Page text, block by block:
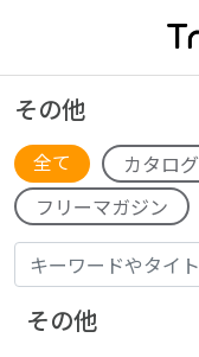
その他
全て カタログ
フリーマガジン
その他